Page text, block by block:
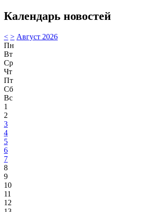
Календарь новостей
< > Август 2026
Пн
Вт
Ср
Чт
Пт
Сб
Вс
1
2
3
4
5
6
7
8
9
10
11
12